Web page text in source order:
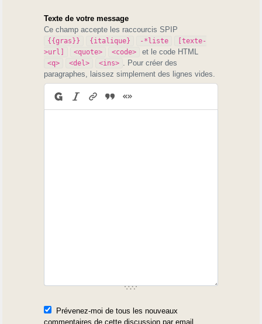
Texte de votre message
Ce champ accepte les raccourcis SPIP
{{gras}} {italique} -*liste
[texte-
>url]
<quote> <code> et le code HTML
<q> <del> <ins>
. Pour créer des
paragraphes, laissez simplement des lignes vides.
Prévenez-moi de tous les nouveaux
commentaires de cette discussion par email